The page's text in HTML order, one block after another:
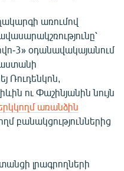
առումով
3» օդանավակայանում
Ռուդենկոն,
ու Փաշինյանին նույն
առանձին
բանակցություններից
լրագրողների